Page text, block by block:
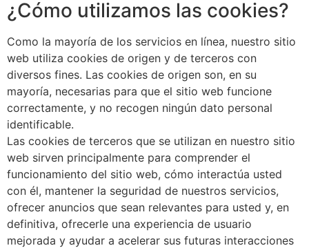
¿Cómo utilizamos las cookies?
Como la mayoría de los servicios en línea, nuestro sitio
web utiliza cookies de origen y de terceros con
diversos fines. Las cookies de origen son, en su
mayoría, necesarias para que el sitio web funcione
correctamente, y no recogen ningún dato personal
identificable.
Las cookies de terceros que se utilizan en nuestro sitio
web sirven principalmente para comprender el
funcionamiento del sitio web, cómo interactúa usted
con él, mantener la seguridad de nuestros servicios,
ofrecer anuncios que sean relevantes para usted y, en
definitiva, ofrecerle una experiencia de usuario
mejorada y ayudar a acelerar sus futuras interacciones